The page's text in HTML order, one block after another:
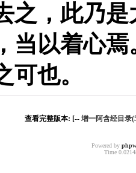
之，此乃
当以着心
可也。
查看完整版本: [-- 增一阿含经目录
Powered by
Time